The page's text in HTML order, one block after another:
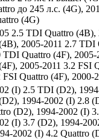
до 245 л.с. (4G),
(4G)
2.5 TDI Quattro (4B),
, 2005-2011 2.7 TDI
TDI Quattro (4F),
, 2005-2011 3.2 FSI
FSI Quattro (4F), 2000-
(I) 2.5 TDI (D2),
, 1994-2002 (I) 2.8
(D2), 1994-2002 (I)
(I) 3.7 (D2), 1994-
2002 (I) 4.2 Quattro